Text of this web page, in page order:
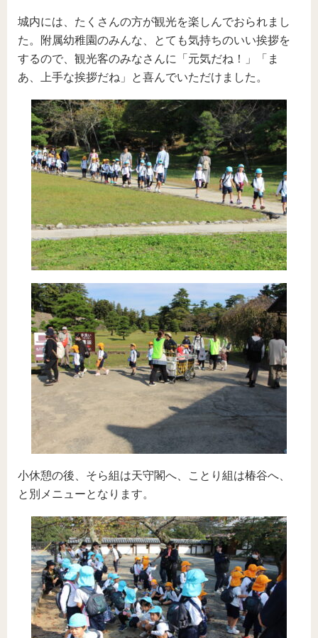
城内には、たくさんの方が観光を楽しんでおられまし
た。附属幼稚園のみんな、とても気持ちのいい挨拶を
するので、観光客のみなさんに「元気だね！」「ま
あ、上手な挨拶だね」と喜んでいただけました。
小休憩の後、そら組は天守閣へ、ことり組は椿谷へ、
と別メニューとなります。